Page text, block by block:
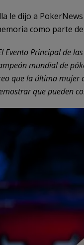
le dijo a PokerNews
como parte
Evento Principal de
mundial de
que la última mujer
que pueden